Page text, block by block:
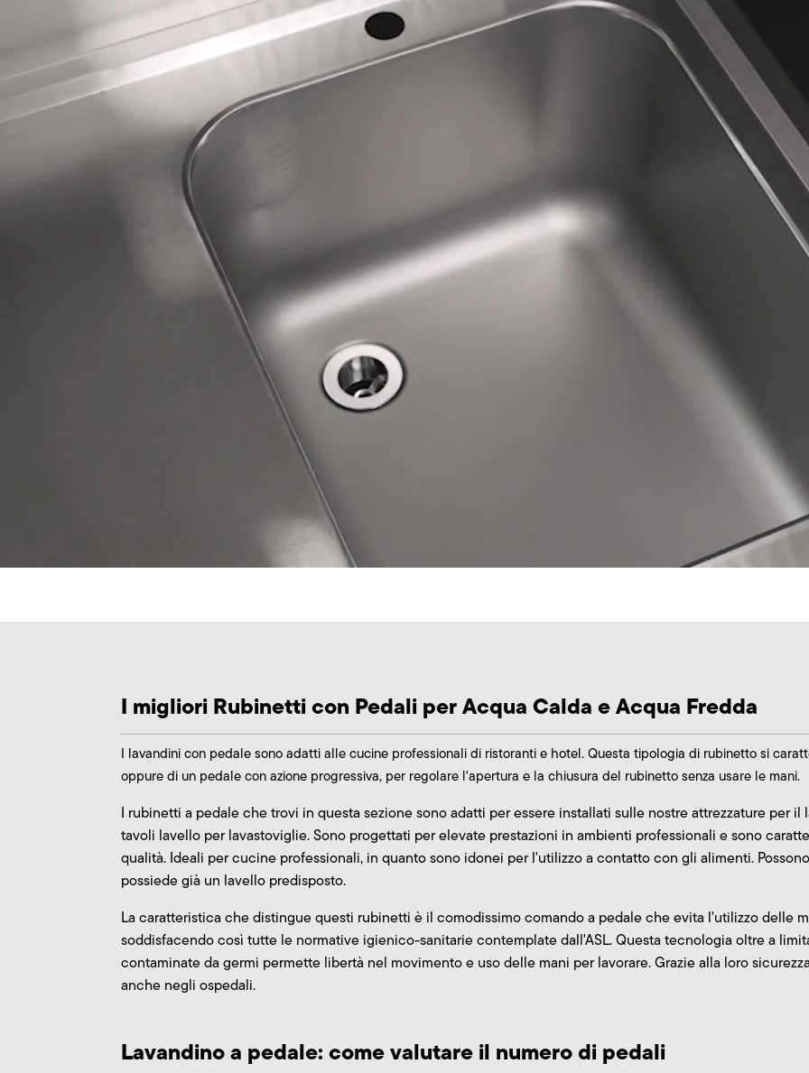
I migliori Rubinetti con Pedali per Acqua Calda e Acqua Fredda
I lavandini con pedale sono adatti alle cucine professionali di ristoranti e hotel. Questa tipologia di rubinetto si
oppure di un pedale con azione progressiva, per regolare l'apertura e la chiusura del rubinetto senza usare le mani.
I rubinetti a pedale che trovi in questa sezione sono adatti per essere installati sulle nostre attrezzature per
tavoli lavello per lavastoviglie. Sono progettati per elevate prestazioni in ambienti professionali e sono
qualità. Ideali per cucine professionali, in quanto sono idonei per l'utilizzo a contatto con gli alimenti.
possiede già un lavello predisposto.
La caratteristica che distingue questi rubinetti è il comodissimo comando a pedale che evita l'utilizzo delle
soddisfacendo così tutte le normative igienico-sanitarie contemplate dall'ASL. Questa tecnologia oltre a
contaminate da germi permette libertà nel movimento e uso delle mani per lavorare. Grazie alla loro
anche negli ospedali.
Lavandino a pedale: come valutare il numero di pedali